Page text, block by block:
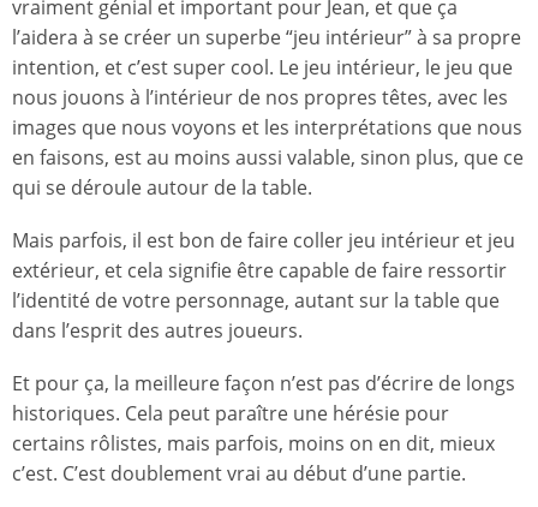
vraiment génial et important pour Jean, et que ça
l’aidera à se créer un superbe “jeu intérieur” à sa propre
intention, et c’est super cool. Le jeu intérieur, le jeu que
nous jouons à l’intérieur de nos propres têtes, avec les
images que nous voyons et les interprétations que nous
en faisons, est au moins aussi valable, sinon plus, que ce
qui se déroule autour de la table.
Mais parfois, il est bon de faire coller jeu intérieur et jeu
extérieur, et cela signifie être capable de faire ressortir
l’identité de votre personnage, autant sur la table que
dans l’esprit des autres joueurs.
Et pour ça, la meilleure façon n’est pas d’écrire de longs
historiques. Cela peut paraître une hérésie pour
certains rôlistes, mais parfois, moins on en dit, mieux
c’est. C’est doublement vrai au début d’une partie.